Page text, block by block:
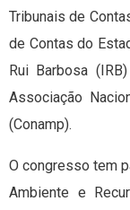
Tribunais de
de Contas do
Rui Barbosa
Associação
(Conamp).
O congresso tem
Ambiente e